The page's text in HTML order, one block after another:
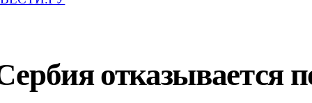
отказывается